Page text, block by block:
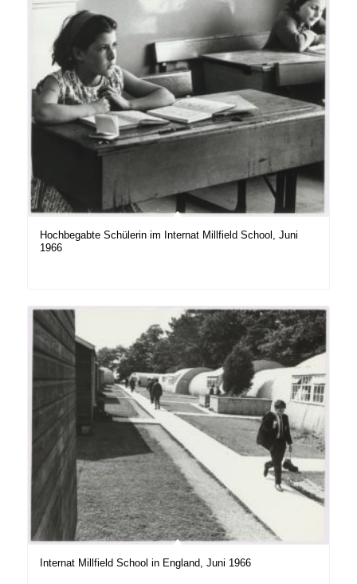
Hochbegabte Schülerin im Internat Millfield School, Juni
1966
Internat Millfield School in England, Juni 1966